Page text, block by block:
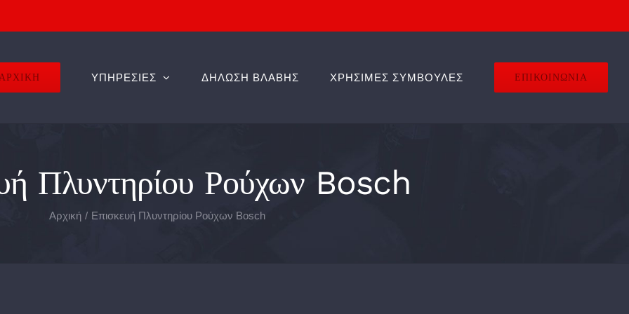
ΑΡΧΙΚΗ ΥΠΗΡΕΣΙΕΣ ΔΗΛΩΣΗ ΒΛΑΒΗΣ ΧΡΗΣΙΜΕΣ ΣΥΜΒΟΥΛΕΣ ΕΠΙΚΟΙΝΩΝΙΑ
Πλυντηρίου Ρούχων Bosch
Αρχική Επισκευή Πλυντηρίου Ρούχων Bosch